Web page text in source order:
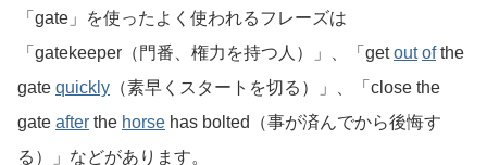
「gate」を使ったよく使われるフレーズは
「gatekeeper（門番、権力を持つ人）」、「getout ofthe
gate quickly （素早くスタートを切る）」、「close the
gate after the horse has bolted（事が済んでから後悔す
る）」などがあります。